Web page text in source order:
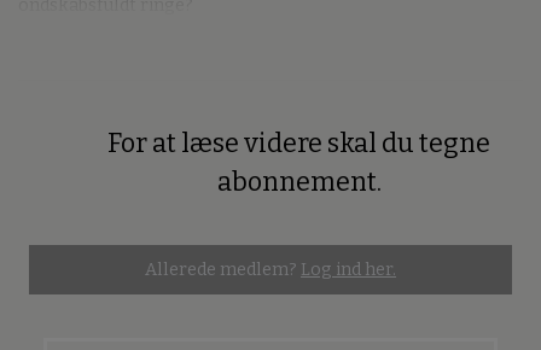
For at læse videre skal du tegne
abonnement.
Allerede medlem? Log ind her.